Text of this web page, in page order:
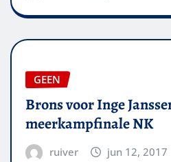
GEEN
Brons voor Inge
meerkampfinale NK
ruiver jun 12, 2017